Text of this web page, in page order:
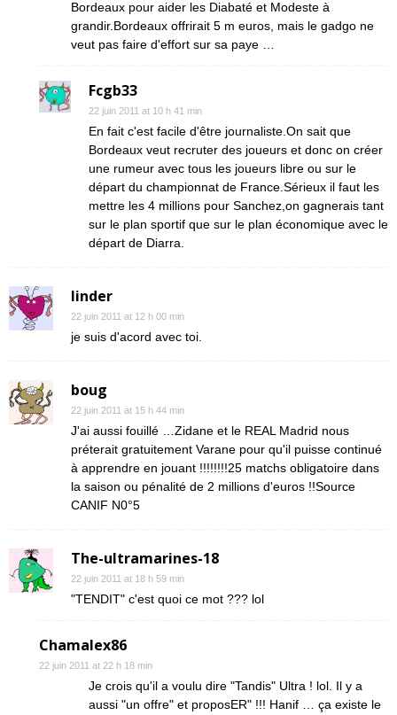
Bordeaux pour aider les Diabaté et Modeste à
grandir.Bordeaux offrirait 5 m euros, mais le gadgo ne
veut pas faire d'effort sur sa paye …
Fcgb33
22 juin 2011 at 10 h 41 min
En fait c'est facile d'être journaliste.On sait que
Bordeaux veut recruter des joueurs et donc on créer
une rumeur avec tous les joueurs libre ou sur le
départ du championnat de France.Sérieux il faut les
mettre les 4 millions pour Sanchez,on gagnerais tant
sur le plan sportif que sur le plan économique avec le
départ de Diarra.
linder
22 juin 2011 at 12 h 00 min
je suis d'acord avec toi.
boug
22 juin 2011 at 15 h 44 min
J'ai aussi fouillé …Zidane et le REAL Madrid nous
préterait gratuitement Varane pour qu'il puisse continué
à apprendre en jouant !!!!!!!!25 matchs obligatoire dans
la saison ou pénalité de 2 millions d'euros !!Source
CANIF N0°5
The-ultramarines-18
22 juin 2011 at 18 h 59 min
"TENDIT" c'est quoi ce mot ??? lol
Chamalex86
22 juin 2011 at 22 h 18 min
Je crois qu'il a voulu dire "Tandis" Ultra ! lol. Il y a
aussi "un offre" et proposER" !!! Hanif … ça existe le